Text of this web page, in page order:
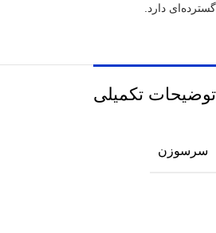
گسترده‌ای دارد.
توضیحات تکمیلی
سرسوزن